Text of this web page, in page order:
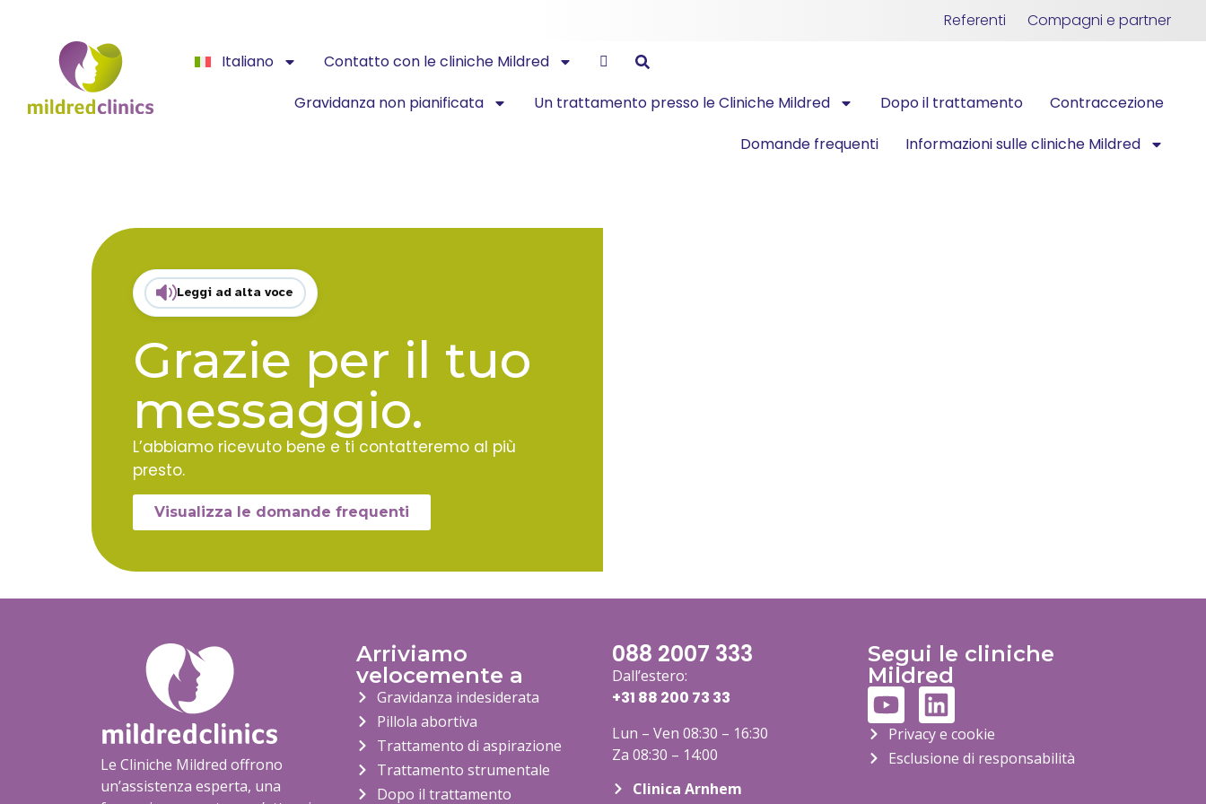
Referenti
Compagni e partner
Italiano
Contatto con le cliniche Mildred
Gravidanza non pianificata
Un trattamento presso le Cliniche Mildred Dopo il trattamento
Contraccezione
Domande frequenti
Informazioni sulle cliniche Mildred
Leggi ad alta voce
Grazie per il tuo
messaggio.
L’abbiamo ricevuto bene e ti contatteremo al più
presto.
Visualizza le domande frequenti
Le Cliniche Mildred offrono
un’assistenza esperta, una
Arriviamo
velocemente a
Gravidanza indesiderata
Pillola abortiva
Trattamento di aspirazione
Trattamento strumentale
Dopo il trattamento
088 2007 333
Dall’estero:
+31 88 200 73 33
Lun – Ven 08:30 – 16:30
Za 08:30 – 14:00
Clinica Arnhem
Segui le cliniche
Mildred
Privacy e cookie
Esclusione di responsabilità